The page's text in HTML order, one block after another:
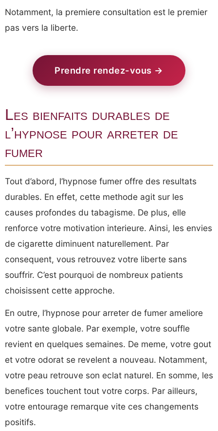
Notamment, la premiere consultation est le premier
pas vers la liberte.
Prendre rendez-vous →
Les bienfaits durables de
l’hypnose pour arreter de
fumer
Tout d’abord, l’hypnose fumer offre des resultats
durables. En effet, cette methode agit sur les
causes profondes du tabagisme. De plus, elle
renforce votre motivation interieure. Ainsi, les envies
de cigarette diminuent naturellement. Par
consequent, vous retrouvez votre liberte sans
souffrir. C’est pourquoi de nombreux patients
choisissent cette approche.
En outre, l’hypnose pour arreter de fumer ameliore
votre sante globale. Par exemple, votre souffle
revient en quelques semaines. De meme, votre gout
et votre odorat se revelent a nouveau. Notamment,
votre peau retrouve son eclat naturel. En somme, les
benefices touchent tout votre corps. Par ailleurs,
votre entourage remarque vite ces changements
positifs.